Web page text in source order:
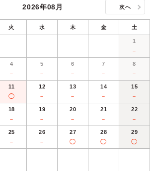
2026年08月 次へ
火 水 木 金 土
1
－
4
－
5
－
6
－
7
－
8
－
11
◯
12
－
13
－
14
－
15
－
18
－
19
－
20
－
21
－
22
－
25
－
26
－
27
◯
28
◯
29
◯